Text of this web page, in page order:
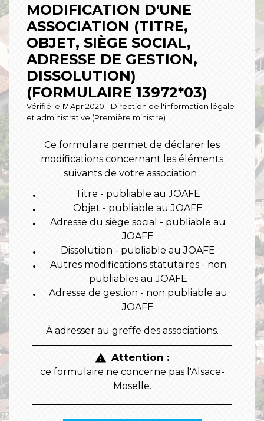
MODIFICATION D'UNE
ASSOCIATION (TITRE,
OBJET, SIÈGE SOCIAL,
ADRESSE DE GESTION,
DISSOLUTION)
(FORMULAIRE 13972*03)
Vérifié le 17 Apr 2020 - Direction de l'information légale
et administrative (Première ministre)
Ce formulaire permet de déclarer les
modifications concernant les éléments
suivants de votre association :
Titre - publiable auJOAFE
Objet - publiable au JOAFE
Adresse du siège social - publiable au
JOAFE
Dissolution - publiable au JOAFE
Autres modifications statutaires - non
publiables au JOAFE
Adresse de gestion - non publiable au
JOAFE
À adresser au greffe des associations.
warning Attention :
ce formulaire ne concerne pas l'Alsace-
Moselle.